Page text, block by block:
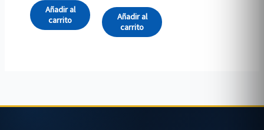
Añadir al
carrito
Añadir al
carrito